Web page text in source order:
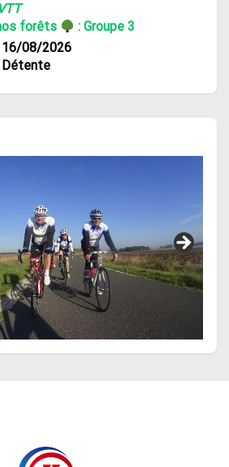
VTT
forêts
: Groupe 3
16/08/2026
Détente